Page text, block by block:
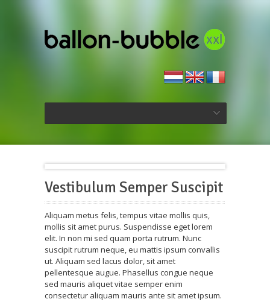
Vestibulum Semper Suscipit
Aliquam metus felis, tempus vitae mollis quis,
mollis sit amet purus. Suspendisse eget lorem
elit. In non mi sed quam porta rutrum. Nunc
suscipit rutrum neque, eu mattis ipsum convallis
ut. Aliquam sed lacus dolor, sit amet
pellentesque augue. Phasellus congue neque
sed mauris aliquet vitae semper enim
consectetur aliquam mauris ante sit amet ipsum.